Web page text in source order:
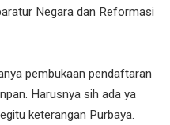
Negara dan Reformasi
pembukaan pendaftaran
Harusnya sih ada ya
keterangan Purbaya.